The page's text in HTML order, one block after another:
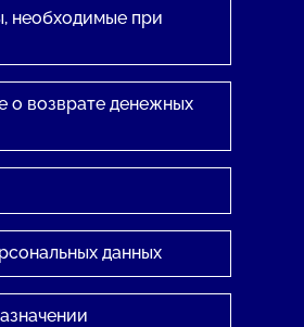
необходимые при
о возврате денежных
данных